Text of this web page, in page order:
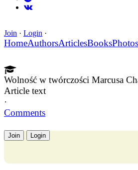
Join · Login ·
HomeAuthorsArticlesBooksPhotos
Wolność w twórczości Marcusa
Article text
·
Comments
Join Login